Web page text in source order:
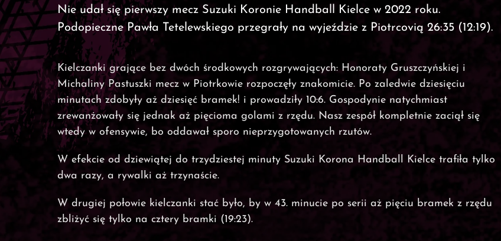
Nie udał się pierwszy mecz Suzuki Koronie Handball Kielce w 2022 roku.
Podopieczne Pawła Tetelewskiego przegrały na wyjeździe z Piotrcovią 26:35 (12:19).
Kielczanki grające bez dwóch środkowych rozgrywających: Honoraty Gruszczyńskiej i
Michaliny Pastuszki mecz w Piotrkowie rozpoczęły znakomicie. Po zaledwie dziesięciu
minutach zdobyły aż dziesięć bramek! i prowadziły 10:6. Gospodynie natychmiast
zrewanżowały się jednak aż pięcioma golami z rzędu. Nasz zespół kompletnie zaciął się
wtedy w ofensywie, bo oddawał sporo nieprzygotowanych rzutów.
W efekcie od dziewiątej do trzydziestej minuty Suzuki Korona Handball Kielce trafiła tylko
dwa razy, a rywalki aż trzynaście.
W drugiej połowie kielczanki stać było, by w 43. minucie po serii aż pięciu bramek z rzędu
zbliżyć się tylko na cztery bramki (19:23).